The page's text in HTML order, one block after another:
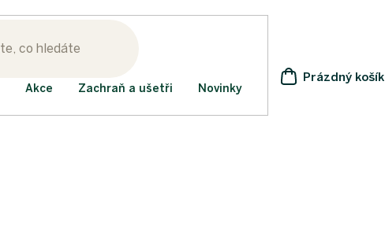
NÁKUPNÍ
Prázdný košík
Akce Zachraň a ušetři Novinky